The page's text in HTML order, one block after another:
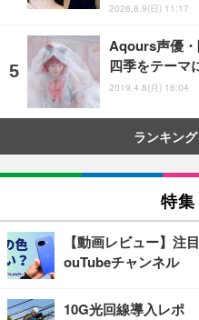
2026.8.9(日) 11:17
Aqours声優・
四季をテーマ
2019.4.8(月) 16:04
ランキン
特集
【動画レビュー】注
ouTubeチャンネル
10G光回線導入レポ